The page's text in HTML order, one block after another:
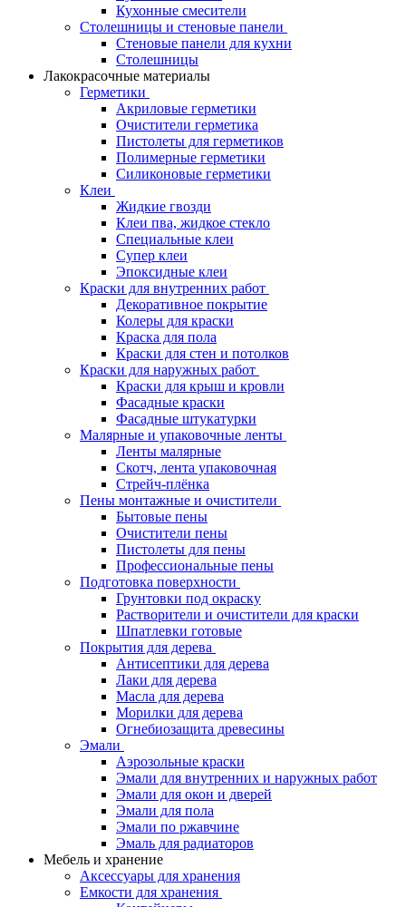
Кухонные смесители
Столешницы и стеновые панели
Стеновые панели для кухни
Столешницы
Лакокрасочные материалы
Герметики
Акриловые герметики
Очистители герметика
Пистолеты для герметиков
Полимерные герметики
Силиконовые герметики
Клеи
Жидкие гвозди
Клеи пва, жидкое стекло
Специальные клеи
Супер клеи
Эпоксидные клеи
Краски для внутренних работ
Декоративное покрытие
Колеры для краски
Краска для пола
Краски для стен и потолков
Краски для наружных работ
Краски для крыш и кровли
Фасадные краски
Фасадные штукатурки
Малярные и упаковочные ленты
Ленты малярные
Скотч, лента упаковочная
Стрейч-плёнка
Пены монтажные и очистители
Бытовые пены
Очистители пены
Пистолеты для пены
Профессиональные пены
Подготовка поверхности
Грунтовки под окраску
Растворители и очистители для краски
Шпатлевки готовые
Покрытия для дерева
Антисептики для дерева
Лаки для дерева
Масла для дерева
Морилки для дерева
Огнебиозащита древесины
Эмали
Аэрозольные краски
Эмали для внутренних и наружных работ
Эмали для окон и дверей
Эмали для пола
Эмали по ржавчине
Эмаль для радиаторов
Мебель и хранение
Аксессуары для хранения
Емкости для хранения